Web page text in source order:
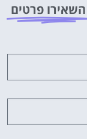
השאירו פרטים